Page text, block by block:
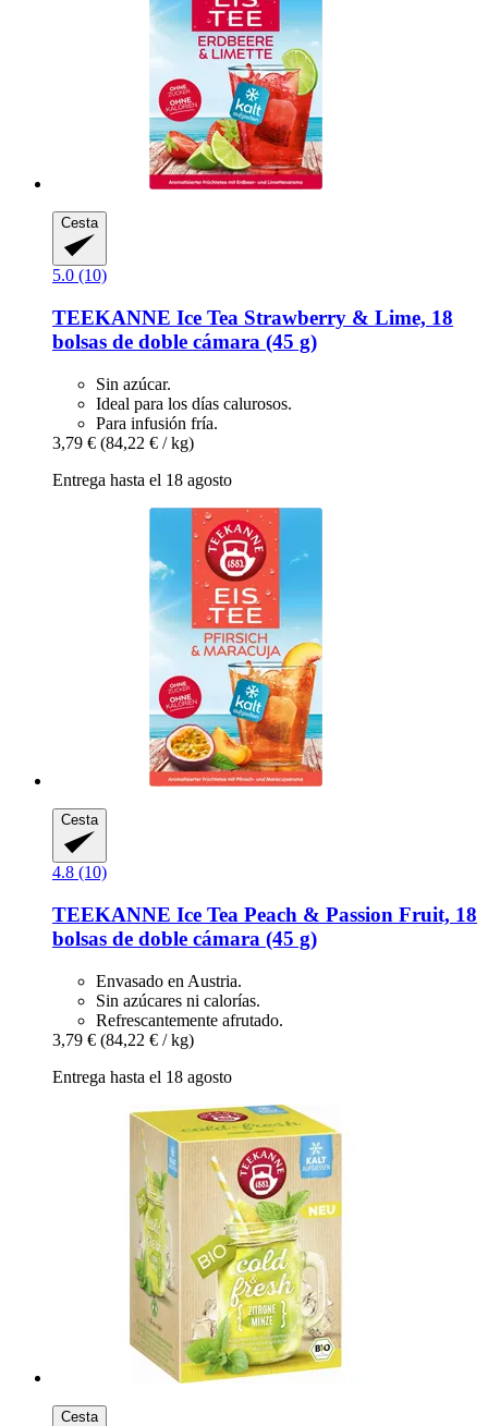
Cesta
5.0 (10)
TEEKANNE Ice Tea Strawberry & Lime, 18
bolsas de doble cámara (45 g)
Sin azúcar.
Ideal para los días calurosos.
Para infusión fría.
3,79 € (84,22 € / kg)
Entrega hasta el 18 agosto
Cesta
4.8 (10)
TEEKANNE Ice Tea Peach & Passion Fruit, 18
bolsas de doble cámara (45 g)
Envasado en Austria.
Sin azúcares ni calorías.
Refrescantemente afrutado.
3,79 € (84,22 € / kg)
Entrega hasta el 18 agosto
Cesta